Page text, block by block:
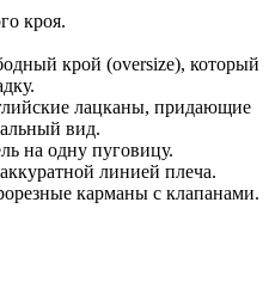
кроя.
крой (oversize), который
лацканы, придающие
вид.
на одну пуговицу.
линией плеча.
карманы с клапанами.